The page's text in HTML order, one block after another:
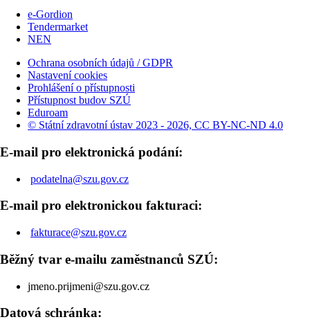
e-Gordion
Tendermarket
NEN
Ochrana osobních údajů / GDPR
Nastavení cookies
Prohlášení o přístupnosti
Přístupnost budov SZÚ
Eduroam
© Státní zdravotní ústav 2023 - 2026, CC BY-NC-ND 4.0
E-mail pro elektronická podání:
podatelna@szu.gov.cz
E-mail pro elektronickou fakturaci:
fakturace@szu.gov.cz
Běžný tvar e-mailu zaměstnanců SZÚ:
jmeno.prijmeni@szu.gov.cz
Datová schránka: